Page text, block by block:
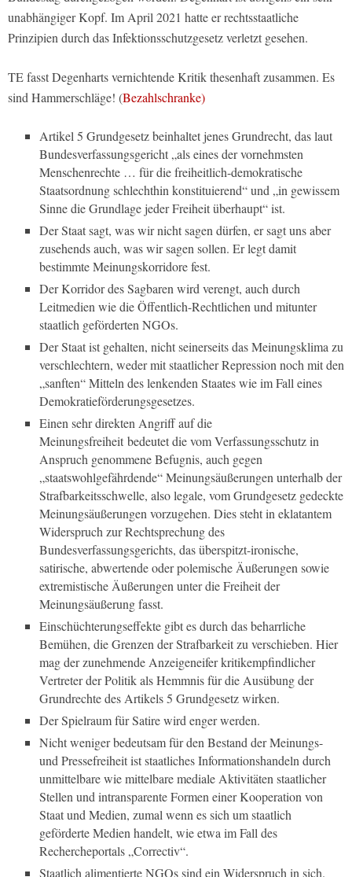
unabhängiger Kopf. Im April 2021 hatte er rechtsstaatliche
Prinzipien durch das Infektionsschutzgesetz verletzt gesehen.
TE fasst Degenharts vernichtende Kritik thesenhaft zusammen. Es
sind Hammerschläge! (Bezahlschranke)
Artikel 5 Grundgesetz beinhaltet jenes Grundrecht, das laut
Bundesverfassungsgericht „als eines der vornehmsten
Menschenrechte … für die freiheitlich-demokratische
Staatsordnung schlechthin konstituierend“ und „in gewissem
Sinne die Grundlage jeder Freiheit überhaupt“ ist.
Der Staat sagt, was wir nicht sagen dürfen, er sagt uns aber
zusehends auch, was wir sagen sollen. Er legt damit
bestimmte Meinungskorridore fest.
Der Korridor des Sagbaren wird verengt, auch durch
Leitmedien wie die Öffentlich-Rechtlichen und mitunter
staatlich geförderten NGOs.
Der Staat ist gehalten, nicht seinerseits das Meinungsklima zu
verschlechtern, weder mit staatlicher Repression noch mit den
„sanften“ Mitteln des lenkenden Staates wie im Fall eines
Demokratieförderungsgesetzes.
Einen sehr direkten Angriff auf die
Meinungsfreiheit bedeutet die vom Verfassungsschutz in
Anspruch genommene Befugnis, auch gegen
„staatswohlgefährdende“ Meinungsäußerungen unterhalb der
Strafbarkeitsschwelle, also legale, vom Grundgesetz gedeckte
Meinungsäußerungen vorzugehen. Dies steht in eklatantem
Widerspruch zur Rechtsprechung des
Bundesverfassungsgerichts, das überspitzt-ironische,
satirische, abwertende oder polemische Äußerungen sowie
extremistische Äußerungen unter die Freiheit der
Meinungsäußerung fasst.
Einschüchterungseffekte gibt es durch das beharrliche
Bemühen, die Grenzen der Strafbarkeit zu verschieben. Hier
mag der zunehmende Anzeigeneifer kritikempfindlicher
Vertreter der Politik als Hemmnis für die Ausübung der
Grundrechte des Artikels 5 Grundgesetz wirken.
Der Spielraum für Satire wird enger werden.
Nicht weniger bedeutsam für den Bestand der Meinungs-
und Pressefreiheit ist staatliches Informationshandeln durch
unmittelbare wie mittelbare mediale Aktivitäten staatlicher
Stellen und intransparente Formen einer Kooperation von
Staat und Medien, zumal wenn es sich um staatlich
geförderte Medien handelt, wie etwa im Fall des
Rechercheportals „Correctiv“.
Staatlich alimentierte NGOs sind ein Widerspruch in sich.